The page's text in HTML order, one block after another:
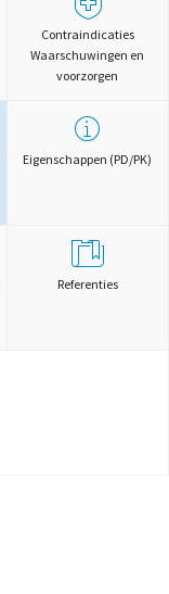
Contraindicaties
Waarschuwingen en
voorzorgen
Eigenschappen (PD/PK)
Referenties